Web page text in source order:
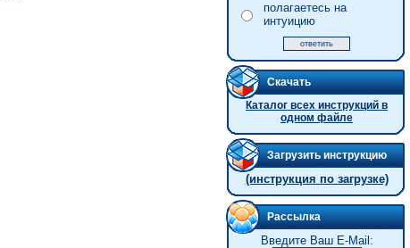
полагаетесь на
интуицию
Скачать
Каталог всех инструкций в
одном файле
Загрузить инструкцию
(инструкция по загрузке)
Рассылка
Введите Ваш E-Mail: